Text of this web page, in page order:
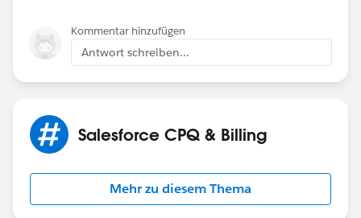
Kommentar hinzufügen
Antwort schreiben...
Salesforce CPQ & Billing
Mehr zu diesem Thema